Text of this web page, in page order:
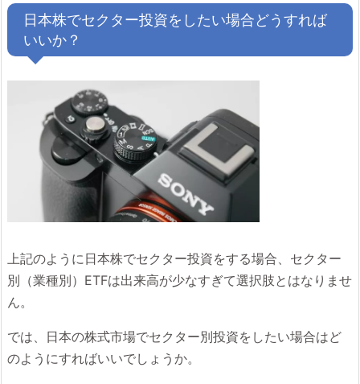
日本株でセクター投資をしたい場合どうすれば
いいか？
上記のように日本株でセクター投資をする場合、セクター
別（業種別）ETFは出来高が少なすぎて選択肢とはなりませ
ん。
では、日本の株式市場でセクター別投資をしたい場合はど
のようにすればいいでしょうか。